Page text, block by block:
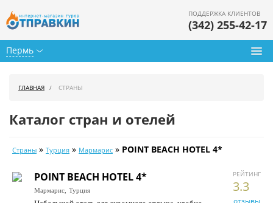
Пермь
ПОДДЕРЖКА КЛИЕНТОВ
(342) 255-42-17
Календарь туров
Цены дня
ГЛАВНАЯ СТРАНЫ
Каталог стран и отелей
Страны » Турция » Мармарис » POINT BEACH HOTEL 4*
РЕЙТИНГ
3.3
отзывы
POINT BEACH HOTEL 4*
Мармарис, Турция